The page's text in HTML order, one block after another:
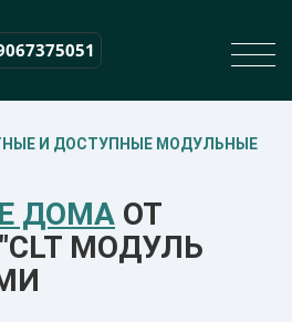
И ДОСТУПНЫЕ МОДУЛЬНЫЕ
ДОМА ОТ
МОДУЛЬ